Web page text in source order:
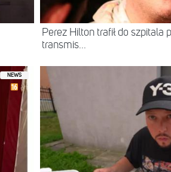
Perez Hilton trafił do szpitala
transmis...
NEWS